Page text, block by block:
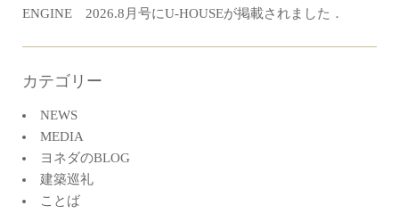
ENGINE 2026.8月号にU-HOUSEが掲載されました．
カテゴリー
NEWS
MEDIA
ヨネダのBLOG
建築巡礼
ことば